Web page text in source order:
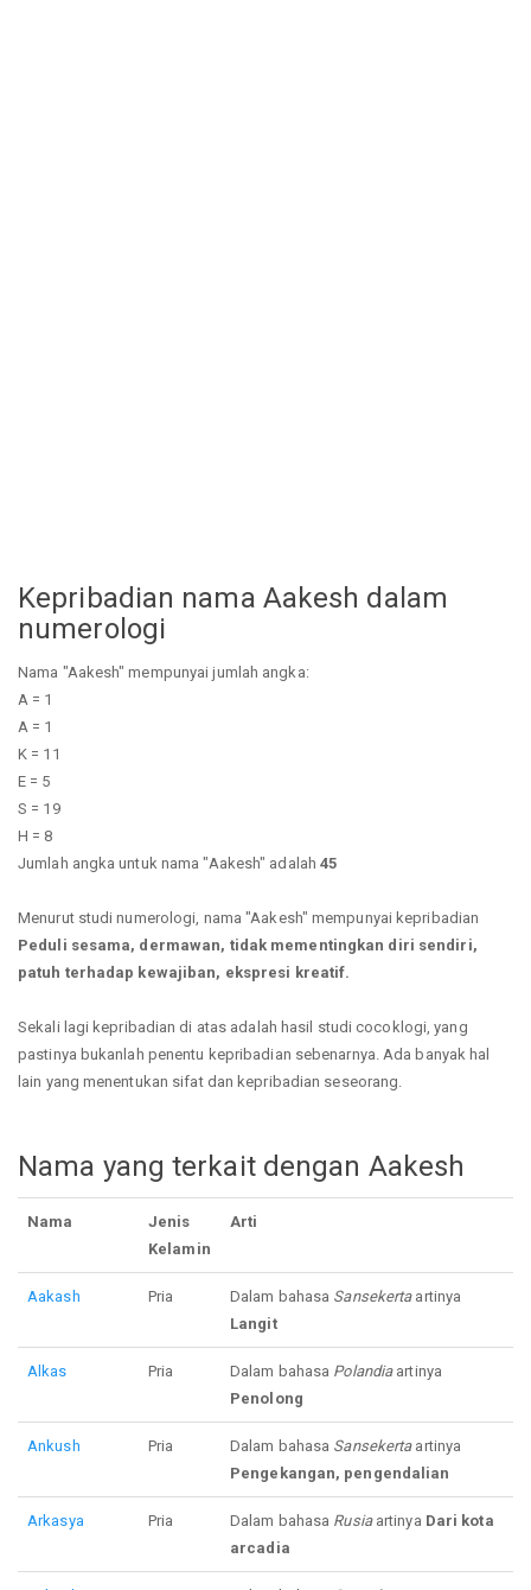
Kepribadian nama Aakesh dalam
numerologi
Nama "Aakesh" mempunyai jumlah angka:
A = 1
A = 1
K = 11
E = 5
S = 19
H = 8
Jumlah angka untuk nama "Aakesh" adalah 45
Menurut studi numerologi, nama "Aakesh" mempunyai kepribadian
Peduli sesama, dermawan, tidak mementingkan diri sendiri,
patuh terhadap kewajiban, ekspresi kreatif.
Sekali lagi kepribadian di atas adalah hasil studi cocoklogi, yang
pastinya bukanlah penentu kepribadian sebenarnya. Ada banyak hal
lain yang menentukan sifat dan kepribadian seseorang.
Nama yang terkait dengan Aakesh
Nama
Jenis
Kelamin
Arti
Aakash Pria Dalam bahasa Sansekertaartinya
Langit
Alkas Pria Dalam bahasa Polandiaartinya
Penolong
Ankush Pria Dalam bahasa Sansekertaartinya
Pengekangan, pengendalian
Arkasya Pria Dalam bahasa Rusiaartinya Dari kota
arcadia